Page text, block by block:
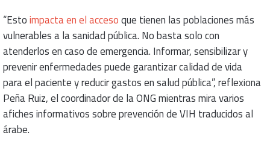
“Estoimpacta en el accesoque tienen las poblaciones más
vulnerables a la sanidad pública. No basta solo con
atenderlos en caso de emergencia. Informar, sensibilizar y
prevenir enfermedades puede garantizar calidad de vida
para el paciente y reducir gastos en salud pública”, reflexiona
Peña Ruiz, el coordinador de la ONG mientras mira varios
afiches informativos sobre prevención de VIH traducidos al
árabe.